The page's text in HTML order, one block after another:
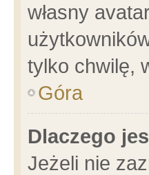
własny
tylko chwilę,
Góra
Dlaczego
Jeżeli nie